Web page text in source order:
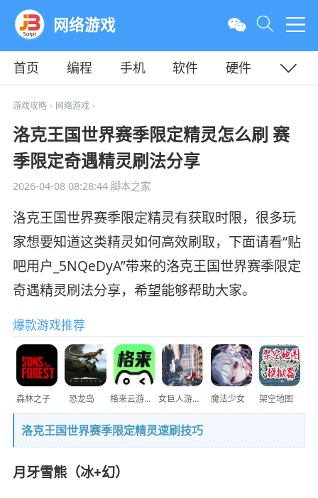
网络游戏
首页 编程 手机 软件
硬件
教程
平面
游戏攻略> 网络游戏>
洛克王国世界赛季限定精灵怎么刷 赛
季限定奇遇精灵刷法分享
2026-04-08 08:28:44脚本之家
洛克王国世界赛季限定精灵有获取时限，很多玩
家想要知道这类精灵如何高效刷取，下面请看“贴
吧用户_5NQeDyA”带来的洛克王国世界赛季限定
奇遇精灵刷法分享，希望能够帮助大家。
爆款游戏推荐
森林之子 恐龙岛 格来云游戏 女巨人游乐场 魔法少女 架空地图
洛克王国世界赛季限定精灵速刷技巧
月牙雪熊（冰+幻）